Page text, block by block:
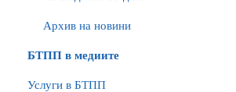
Архив на новини
БTПП в медиите
Услуги в БТПП